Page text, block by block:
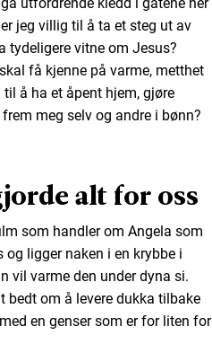
jeg villig til å ta et steg ut av
tydeligere vitne om Jesus?
få kjenne på varme, metthet
å ha et åpent hjem, gjøre
meg selv og andre i bønn?
alt for oss
som handler om Angela som
ligger naken i en krybbe i
vil varme den under dyna si.
om å levere dukka tilbake
en genser som er for liten for